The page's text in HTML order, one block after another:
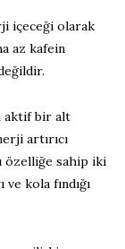
içeceği olarak
az kafein
aktif bir alt
artırıcı
özelliğe sahip iki
kola fındığı